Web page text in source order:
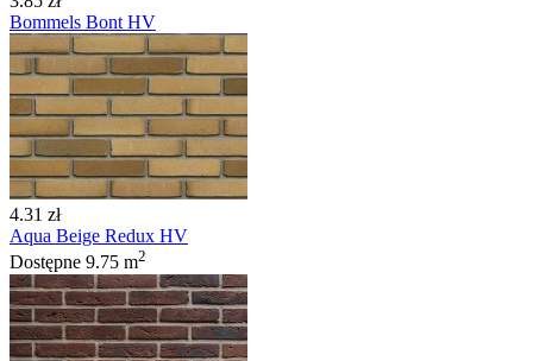
Bommels Bont HV
4.31 zł
Aqua Beige Redux HV
Dostępne 9.75 m2